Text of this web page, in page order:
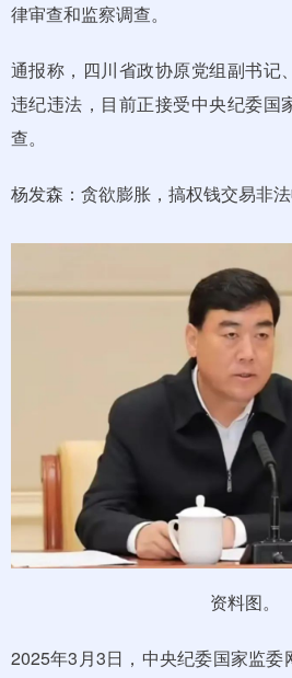
律审查和监察调查。
通报称，四川省政协原党组副书记
违纪违法，目前正接受中央纪委国
查。
杨发森：贪欲膨胀，搞权钱交易非
资料图。
2025年3月3日，中央纪委国家监